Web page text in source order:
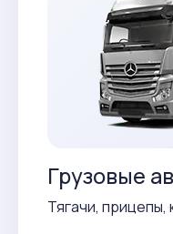
Грузовые
Тягачи,